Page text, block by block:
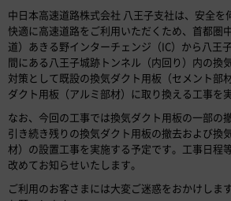
中日本高速道路株式会社 八王子支社は、安全を
快適に高速道路をご利用いただくため、首都圏
道）あきる野インターチェンジ（IC）から八王
間にある八王子城跡トンネル（内回り）内の換
対策として既設の換気ダクト用板（セメント部
ダクト用板（アルミ部材）に取り換える工事を
なお、今回の工事では換気ダクト用板の一部の
引き続き残りの換気ダクト用板の撤去および換
材）の設置工事を実施する予定です。工事日程
改めてお知らせいたします。
ご利用のお客さまには大変ご迷惑をおかけしま